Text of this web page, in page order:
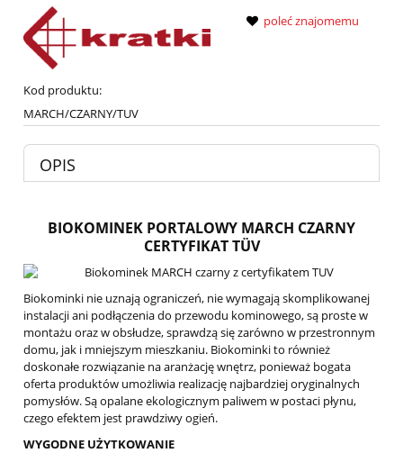
Kod produktu:
MARCH/CZARNY/TUV
poleć znajomemu
OPIS
BIOKOMINEK PORTALOWY MARCH CZARNY
CERTYFIKAT TÜV
Biokominki nie uznają ograniczeń, nie wymagają skomplikowanej
instalacji ani podłączenia do przewodu kominowego, są proste w
montażu oraz w obsłudze, sprawdzą się zarówno w przestronnym
domu, jak i mniejszym mieszkaniu. Biokominki to również
doskonałe rozwiązanie na aranżację wnętrz, ponieważ bogata
oferta produktów umożliwia realizację najbardziej oryginalnych
pomysłów. Są opalane ekologicznym paliwem w postaci płynu,
czego efektem jest prawdziwy ogień.
WYGODNE UŻYTKOWANIE